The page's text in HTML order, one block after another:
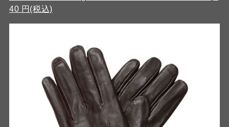
40 円(税込)